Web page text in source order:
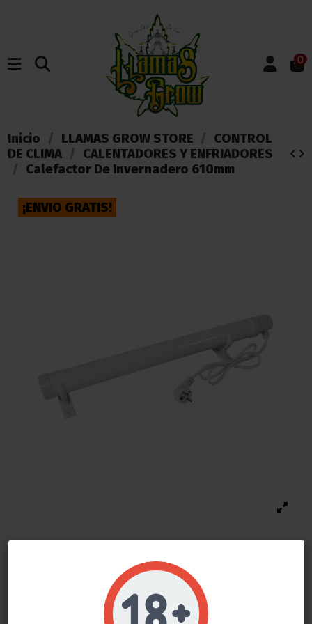
0
Inicio LLAMAS GROW STORE
CONTROL
DE CLIMA
CALENTADORES Y ENFRIADORES
Calefactor De Invernadero 610mm
¡ENVIO GRATIS!